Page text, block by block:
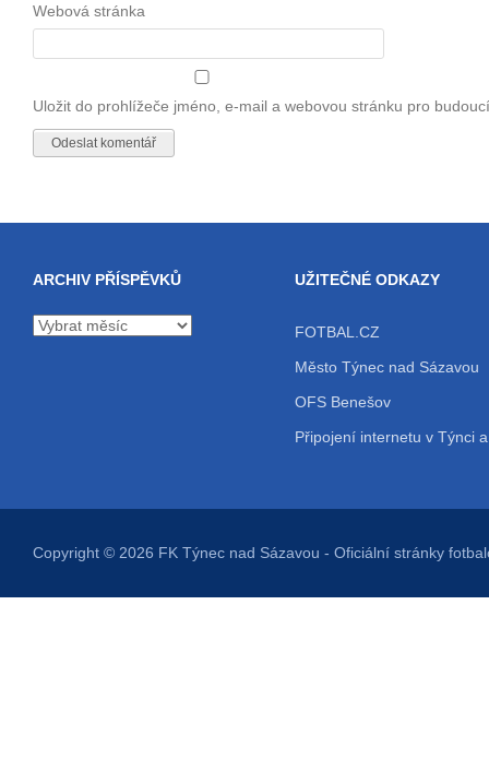
Webová stránka
Uložit do prohlížeče jméno, e-mail a webovou stránku pro
ARCHIV PŘÍSPĚVKŮ
Archiv
UŽITEČNÉ ODKAZY
FOTBAL.CZ
Město Týnec nad Sázavou
OFS Benešov
Připojení internetu v Týnci
Copyright © 2026 FK Týnec nad Sázavou - Oficiální stránky